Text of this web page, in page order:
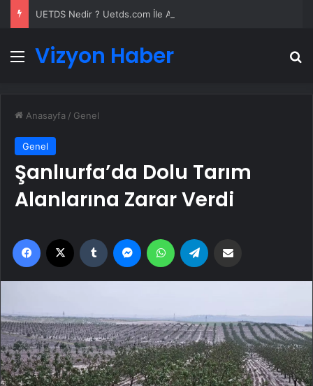
Menü
Vizyon Haber
Anasayfa / Genel
Genel
Şanlıurfa’da Dolu Tarım
Alanlarına Zarar Verdi
Facebook Tumblr MessengerWhatsApp